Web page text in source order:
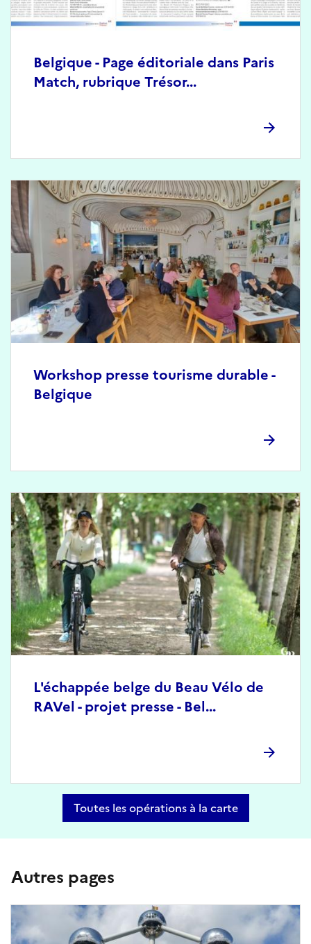
Belgique - Page éditoriale dans Paris
Match, rubrique Trésor...
Workshop presse tourisme durable -
Belgique
L'échappée belge du Beau Vélo de
RAVel - projet presse - Bel...
Toutes les opérations à la carte
Autres pages